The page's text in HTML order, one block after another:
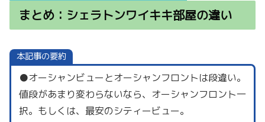
まとめ：シェラトンワイキキ部屋の違い
本記事の要約
●オーシャンビューとオーシャンフロントは段違い。
値段があまり変わらないなら、オーシャンフロント一
択。もしくは、最安のシティービュー。